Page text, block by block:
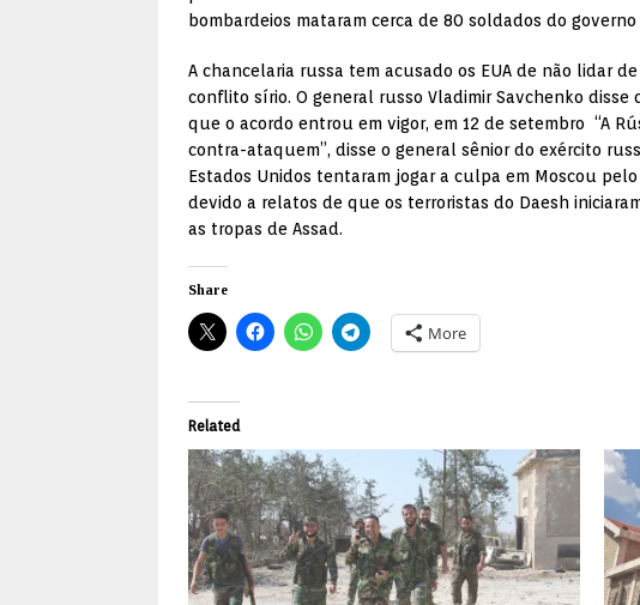
bombardeios mataram cerca de 80 soldados do governo
A chancelaria russa tem acusado os EUA de não lidar
conflito sírio. O general russo Vladimir Savchenko
que o acordo entrou em vigor, em 12 de setembro “A
contra-ataquem”, disse o general sênior do exército
Estados Unidos tentaram jogar a culpa em Moscou
devido a relatos de que os terroristas do Daesh
as tropas de Assad.
Share
More
Related